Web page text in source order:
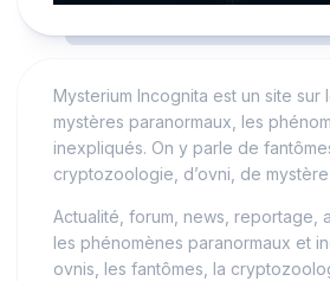
Mysterium Incognita est un site sur
mystères paranormaux, les
inexpliqués. On y parle de
cryptozoologie, d’ovni, de mystère
Actualité, forum, news, reportage,
les phénomènes paranormaux et
ovnis, les fantômes, la